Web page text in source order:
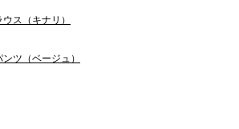
ス（キナリ）
ツ（ベージュ）